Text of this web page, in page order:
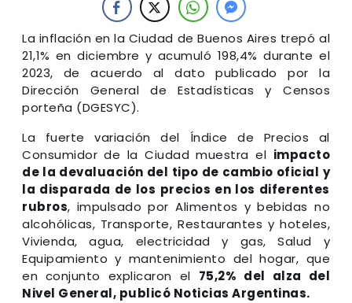
La inflación en la Ciudad de Buenos Aires trepó al
21,1% en diciembre y acumuló 198,4% durante el
2023, de acuerdo al dato publicado por la
Dirección General de Estadísticas y Censos
porteña (DGESYC).
La fuerte variación del Índice de Precios al
Consumidor de la Ciudad muestra el impacto
de la devaluación del tipo de cambio oficial y
la disparada de los precios en los diferentes
rubros, impulsado por Alimentos y bebidas no
alcohólicas, Transporte, Restaurantes y hoteles,
Vivienda, agua, electricidad y gas, Salud y
Equipamiento y mantenimiento del hogar, que
en conjunto explicaron el 75,2% del alza del
Nivel General, publicó Noticias Argentinas.